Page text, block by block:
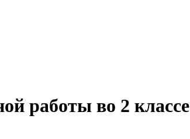
работы во 2 классе